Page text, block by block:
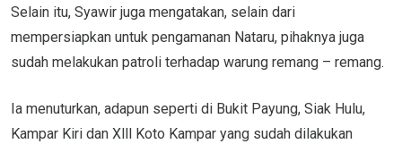
Selain itu, Syawir juga mengatakan, selain dari
mempersiapkan untuk pengamanan Nataru, pihaknya juga
sudah melakukan patroli terhadap warung remang – remang.
Ia menuturkan, adapun seperti di Bukit Payung, Siak Hulu,
Kampar Kiri dan Xlll Koto Kampar yang sudah dilakukan